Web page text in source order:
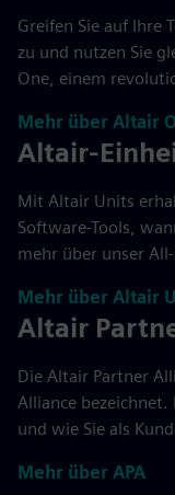
Greifen Sie auf Ihre
zu und nutzen Sie
One, einem
Mehr über Altair
Altair-
Mit Altair Units
Software-Tools,
mehr über unser
Mehr über Altair
Altair
Die Altair Partner
Alliance bezeichnet.
und wie Sie als
Mehr über APA